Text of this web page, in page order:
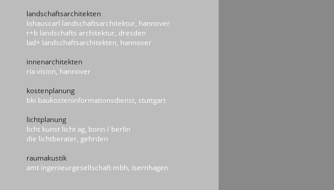
landschaftsarchitekten
lohauscarl landschaftsarchitektur, hannover
r+b landschafts architektur, dresden
lad+ landschaftsarchitekten, hannover
innenarchitekten
ria vision, hannover
kostenplanung
bki baukosteninformationsdienst, stuttgart
lichtplanung
licht kunst licht ag, bonn / berlin
die lichtberater, gehrden
raumakustik
amt ingenieurgesellschaft mbh, isernhagen